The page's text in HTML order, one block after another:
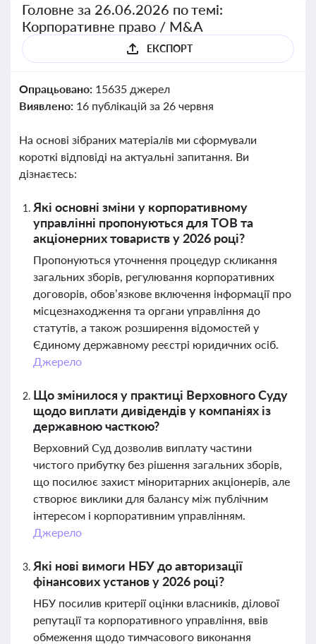
Головне за 26.06.2026 по темі:
Корпоративне право / M&A
ЕКСПОРТ
Опрацьовано: 15635 джерел
Виявлено: 16 публікацій за 26 червня
На основі зібраних матеріалів ми сформували
короткі відповіді на актуальні запитання. Ви
дізнаєтесь:
Які основні зміни у корпоративному
управлінні пропонуються для ТОВ та
акціонерних товариств у 2026 році?
Пропонуються уточнення процедур скликання
загальних зборів, регулювання корпоративних
договорів, обов’язкове включення інформації про
місцезнаходження та органи управління до
статутів, а також розширення відомостей у
Єдиному державному реєстрі юридичних осіб.
Джерело
Що змінилося у практиці Верховного Суду
щодо виплати дивідендів у компаніях із
державною часткою?
Верховний Суд дозволив виплату частини
чистого прибутку без рішення загальних зборів,
що посилює захист міноритарних акціонерів, але
створює виклики для балансу між публічним
інтересом і корпоративним управлінням.
Джерело
Які нові вимоги НБУ до авторизації
фінансових установ у 2026 році?
НБУ посилив критерії оцінки власників, ділової
репутації та корпоративного управління, ввів
обмеження щодо тимчасового виконання